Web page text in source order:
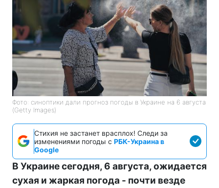
Фото: синоптики дали прогноз погоды в Украине на 6 августа
(Getty Images)
Стихия не застанет врасплох! Следи за
изменениями погоды с РБК-Украина в
Google
В Украине сегодня, 6 августа, ожидается
сухая и жаркая погода - почти везде